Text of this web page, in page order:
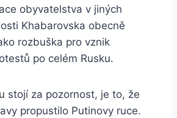
obyvatelstva v jiných
Khabarovska obecně
rozbuška pro vznik
po celém Rusku.
stojí za pozornost, je to, že
propustilo Putinovy ​​ruce.